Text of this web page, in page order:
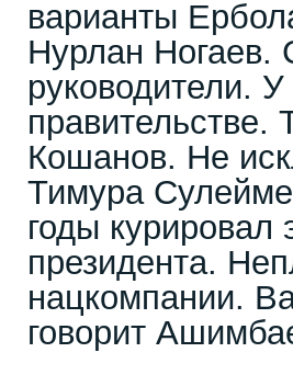
варианты
Нурлан
руководители.
Кошанов. Не
Тимура
годы курировал
президента.
нацкомпании.
говорит